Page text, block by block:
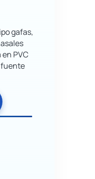
gafas,
PVC
fuente